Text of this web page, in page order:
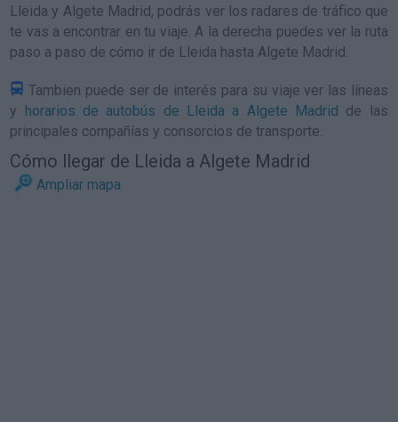
Lleida y Algete Madrid, podrás ver los radares de tráfico que
te vas a encontrar en tu viaje. A la derecha puedes ver la ruta
paso a paso de cómo ir de Lleida hasta Algete Madrid.
Tambien puede ser de interés para su viaje ver las líneas
y horarios de autobús de Lleida a Algete Madrid de las
principales compañías y consorcios de transporte.
Cómo llegar de Lleida a Algete Madrid
Ampliar mapa